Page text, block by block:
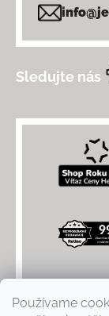
Používame
Sledujte nás